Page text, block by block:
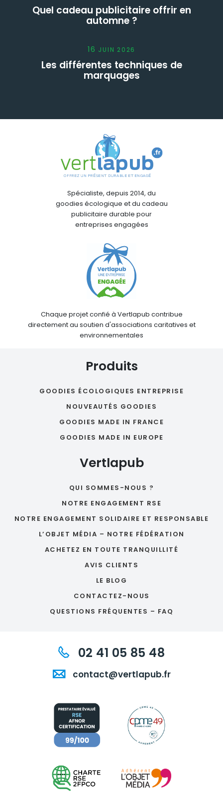
Quel cadeau publicitaire offrir en
automne ?
16 JUIN 2026
Les différentes techniques de
marquages
Spécialiste, depuis 2014, du
goodies écologique et du cadeau
publicitaire durable pour
entreprises engagées
Chaque projet confié à Vertlapub contribue
directement au soutien d'associations caritatives et
environnementales
Produits
GOODIES ÉCOLOGIQUES ENTREPRISE
NOUVEAUTÉS GOODIES
GOODIES MADE IN FRANCE
GOODIES MADE IN EUROPE
Vertlapub
QUI SOMMES-NOUS ?
NOTRE ENGAGEMENT RSE
NOTRE ENGAGEMENT SOLIDAIRE ET RESPONSABLE
L’OBJET MÉDIA – NOTRE FÉDÉRATION
ACHETEZ EN TOUTE TRANQUILLITÉ
AVIS CLIENTS
LE BLOG
CONTACTEZ-NOUS
QUESTIONS FRÉQUENTES – FAQ
02 41 05 85 48
contact@vertlapub.fr